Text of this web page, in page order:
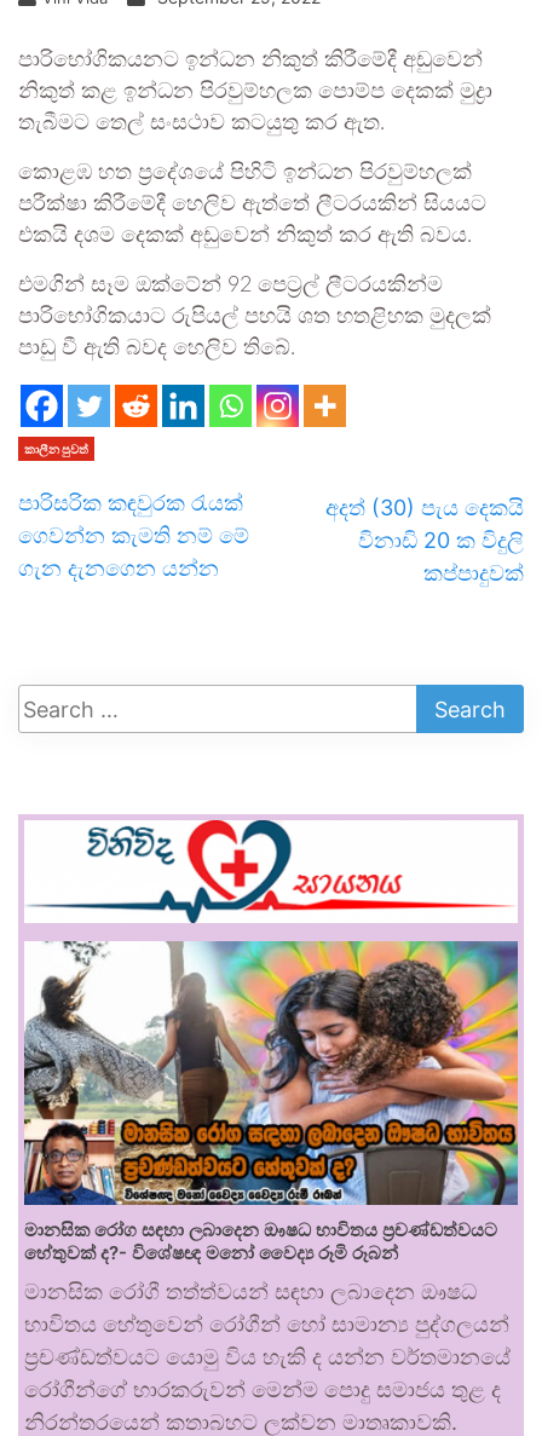
පාරිභෝගිකයනට ඉන්ධන නිකුත් කිරීමේදී අඩුවෙන්
නිකුත් කළ ඉන්ධන පිරවුම්හලක පොම්ප දෙකක් මුද්‍රා
තැබීමට තෙල් සංසථාව කටයුතු කර ඇත.
කොළඹ හත ප්‍රදේශයේ පිහිටි ඉන්ධන පිරවුම්හලක්
පරීක්ෂා කිරීමේදී හෙලිව ඇත්තේ ලීටරයකින් සියයට
එකයි දශම දෙකක් අඩුවෙන් නිකුත් කර ඇති බවය.
එමගින් සෑම ඔක්ටේන් 92 පෙට්‍රල් ලීටරයකින්ම
පාරිභෝගිකයාට රුපියල් පහයි ශත හතළිහක මුදලක්
පාඩු වී ඇති බවද හෙලිව තිබේ.
කාලීන පුවත්
පාරිසරික කඳවුරක රැයක්
ගෙවන්න කැමති නම් මේ
ගැන දැනගෙන යන්න
අදත් (30) පැය දෙකයි
විනාඩි 20 ක විදුලි
කප්පාදුවක්
මානසික රෝග සඳහා ලබාදෙන ඖෂධ භාවිතය ප්‍රචණ්ඩත්වයට
හේතුවක් ද?- විශේෂඥ මනෝ වෛද්‍ය රූමි රූබන්
මානසික රෝගී තත්ත්වයන් සඳහා ලබාදෙන ඖෂධ
භාවිතය හේතුවෙන් රෝගීන් හෝ සාමාන්‍ය පුද්ගලයන්
ප්‍රචණ්ඩත්වයට යොමු විය හැකි ද යන්න වර්තමානයේ
රෝගීන්ගේ භාරකරුවන් මෙන්ම පොදු සමාජය තුළ ද
නිරන්තරයෙන් කතාබහට ලක්වන මාතෘකාවකි.